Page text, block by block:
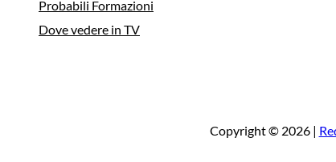
Probabili Formazioni
Dove vedere in TV
Copyright © 2026 |